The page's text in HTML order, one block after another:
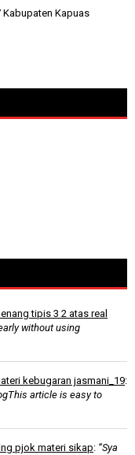
Kabupaten Kapuas
tipis 3 2 atas real
without using
kebugaran jasmani_19:
article is easy to
pjok materi sikap: “Sya